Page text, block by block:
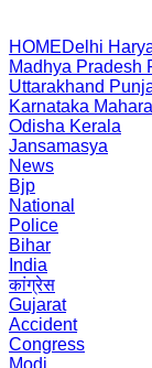
HOMEDelhi
Madhya Pradesh
Uttarakhand
Karnataka
Odisha Kerala
Jansamasya
News
Bjp
National
Police
Bihar
India
कांग्रेस
Gujarat
Accident
Congress
Modi